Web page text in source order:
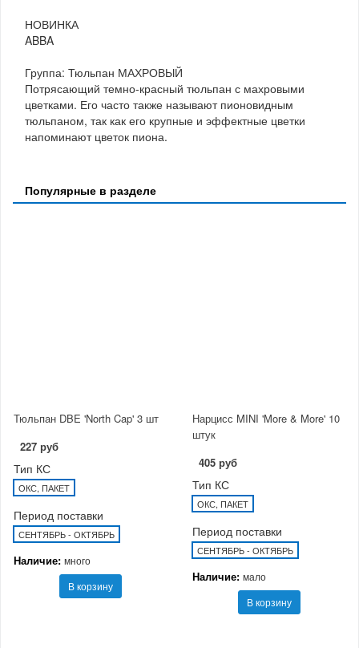
НОВИНКА
ABBA
Группа: Тюльпан МАХРОВЫЙ
Потрясающий темно-красный тюльпан с махровыми
цветками. Его часто также называют пионовидным
тюльпаном, так как его крупные и эффектные цветки
напоминают цветок пиона.
Популярные в разделе
Тюльпан DBE 'North Cap' 3 шт
227 руб
Тип КС
ОКС, ПАКЕТ
Период поставки
СЕНТЯБРЬ - ОКТЯБРЬ
Наличие: много
В корзину
Нарцисс MINI 'More & More' 10
штук
405 руб
Тип КС
ОКС, ПАКЕТ
Период поставки
СЕНТЯБРЬ - ОКТЯБРЬ
Наличие: мало
В корзину